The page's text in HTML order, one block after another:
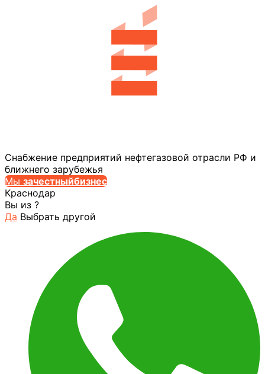
Снабжение предприятий нефтегазовой отрасли РФ и
ближнего зарубежья
Мы зачестныйбизнес
Краснодар
Вы из ?
Да Выбрать другой